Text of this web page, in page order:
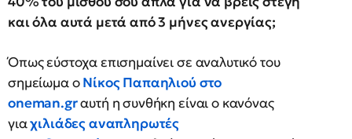
και όλα αυτά μετά από 3 μήνες ανεργίας;
Όπως εύστοχα επισημαίνει σε αναλυτικό του
σημείωμα οΝίκος Παπαηλιού στο
oneman.grαυτή η συνθήκη είναι ο κανόνας
γιαχιλιάδες αναπληρωτές